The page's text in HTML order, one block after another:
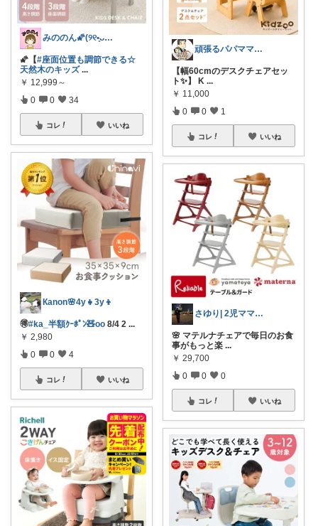
みののん🌠(୨୧•͈ᴗ•͈)感謝♡
🌠【#座面位置も調節できる☆
天然木のキッズ ...
￥ 12,999～
0 0 34
コレ いいね
Кanon🌸4y👧3y👦
🉐#ka_半額ｸｰﾎﾟﾝ🧸oo 8/4 2 ...
￥ 2,980
0 0 4
コレ いいね
頑張るパパママ応援隊@育児・子供用品紹介
【幅60cmのデスクチェアセッ
ト✨】 K ...
￥ 11,000
0 0 1
コレ いいね
さゆり| 2児ママお買い物メモ🧸
🌸 マテルナチェアで毎日のお食
事がもっと楽 ...
￥ 29,700
0 0 0
コレ いいね